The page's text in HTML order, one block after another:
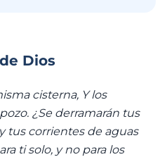
Dios
cisterna, Y los
¿Se derramarán tus
tus corrientes de aguas
ti solo, y no para los